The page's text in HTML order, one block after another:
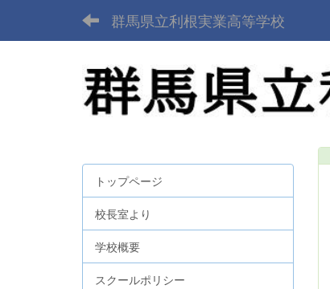
群馬県立利根実業高等学校
トップページ
校長室より
学校概要
スクールポリシー